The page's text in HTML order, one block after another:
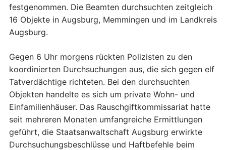
festgenommen. Die Beamten durchsuchten zeitgleich
16 Objekte in Augsburg, Memmingen und im Landkreis
Augsburg.
Gegen 6 Uhr morgens rückten Polizisten zu den
koordinierten Durchsuchungen aus, die sich gegen elf
Tatverdächtige richteten. Bei den durchsuchten
Objekten handelte es sich um private Wohn- und
Einfamilienhäuser. Das Rauschgiftkommissariat hatte
seit mehreren Monaten umfangreiche Ermittlungen
geführt, die Staatsanwaltschaft Augsburg erwirkte
Durchsuchungsbeschlüsse und Haftbefehle beim